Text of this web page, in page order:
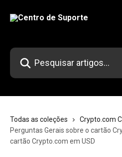
Pesquisar artigos...
Todas as coleções
Crypto.com
Perguntas Gerais sobre o cartão
cartão Crypto.com em USD